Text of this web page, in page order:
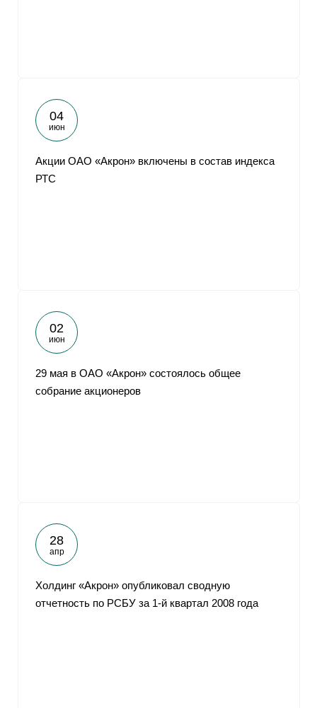
04
июн
Акции ОАО «Акрон» включены в состав индекса
РТС
02
июн
29 мая в ОАО «Акрон» состоялось общее
собрание акционеров
28
апр
Холдинг «Акрон» опубликовал сводную
отчетность по РСБУ за 1-й квартал 2008 года